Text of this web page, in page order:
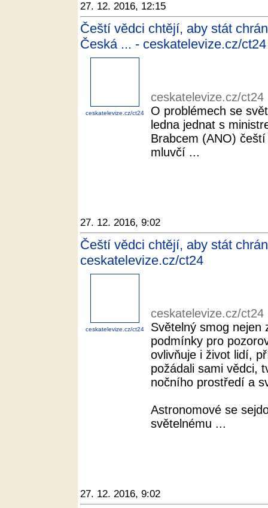
27. 12. 2016, 12:15
Čeští vědci chtějí, aby stát
Česká ... - ceskatelevize.cz/ct24
ceskatelevize.cz/ct24
ceskatelevize.cz/ct24
O problémech se
ledna jednat s
Brabcem (ANO)
mluvčí ...
27. 12. 2016, 9:02
Čeští vědci chtějí, aby stát
ceskatelevize.cz/ct24
ceskatelevize.cz/ct24
ceskatelevize.cz/ct24
Světelný smog nejen
podmínky pro
ovlivňuje i život lidí,
požádali sami vědci,
nočního prostředí a
Astronomové se
světelnému ...
27. 12. 2016, 9:02